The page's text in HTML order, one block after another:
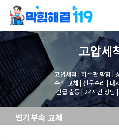
고압세
고압세척 | 하수관 막힘 |
수전 교체 | 전문수리 | 내
긴급 출동 | 24시간 상담
변기부속 교체